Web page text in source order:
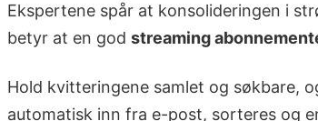
Ekspertene spår at konsolideringen i
betyr at en god streaming
Hold kvitteringene samlet og søkbare,
automatisk inn fra e-post, sorteres og